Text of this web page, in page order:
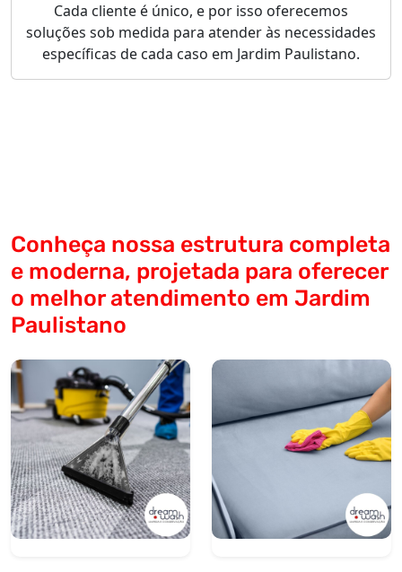
Cada cliente é único, e por isso oferecemos
soluções sob medida para atender às necessidades
específicas de cada caso em Jardim Paulistano.
Conheça nossa estrutura completa
e moderna, projetada para oferecer
o melhor atendimento em Jardim
Paulistano